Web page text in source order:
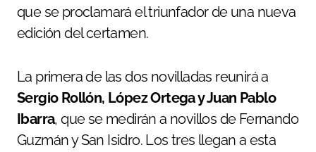
que se proclamará el triunfador de una nueva
edición del certamen.
La primera de las dos novilladas reunirá a
Sergio Rollón, López Ortega y Juan Pablo
Ibarra, que se medirán a novillos de Fernando
Guzmán y San Isidro. Los tres llegan a esta